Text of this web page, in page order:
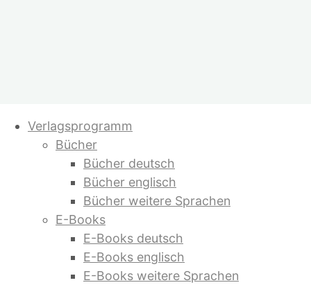
Inhalt
springen
Verlagsprogramm
Bücher
Bücher deutsch
Bücher englisch
Bücher weitere Sprachen
E-Books
E-Books deutsch
E-Books englisch
E-Books weitere Sprachen